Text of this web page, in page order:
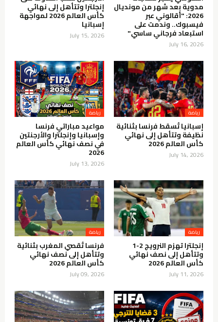
مدوية بعد شهر من مونديال
2026: "أقالوني عبر
فيسبوك.. وندمت على
استبعاد فرجاني ساسي"
July 16, 2026
إنجلترا وتتأهل إلى نهائي
كأس العالم 2026 لمواجهة
إسبانيا
July 15, 2026
رياضة
إسبانيا تُسقط فرنسا بثنائية
نظيفة وتتأهل إلى نهائي
كأس العالم 2026
July 14, 2026
رياضة
مواعيد مباراتي فرنسا
وإسبانيا وإنجلترا والأرجنتين
في نصف نهائي كأس العالم
2026
July 13, 2026
رياضة
إنجلترا تهزم النرويج 2-1
وتتأهل إلى نصف نهائي
كأس العالم 2026
July 11, 2026
رياضة
فرنسا تُقصي المغرب بثنائية
وتتأهل إلى نصف نهائي
كأس العالم 2026
July 09, 2026